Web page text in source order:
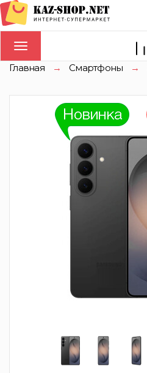
Toggle
navigation
Главная → Смартфоны →